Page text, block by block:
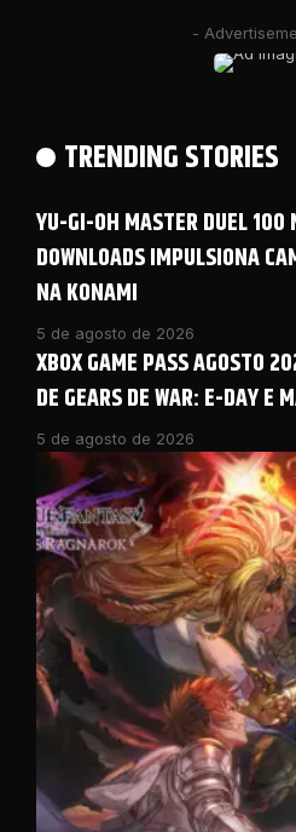
-
TRENDING STORIES
YU-GI-OH MASTER DUEL 100
DOWNLOADS IMPULSIONA
NA KONAMI
5 de agosto de 2026
XBOX GAME PASS AGOSTO
DE GEARS DE WAR: E-DAY E
5 de agosto de 2026